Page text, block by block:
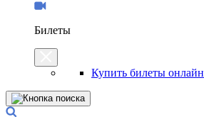
Билеты
Купить билеты онлайн